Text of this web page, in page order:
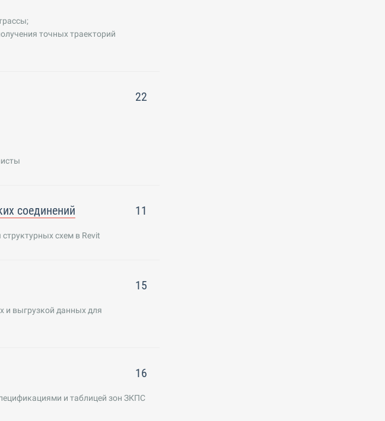
точных траекторий
22
соединений 11
схем в Revit
15
и выгрузкой данных для
16
и таблицей зон ЗКПС